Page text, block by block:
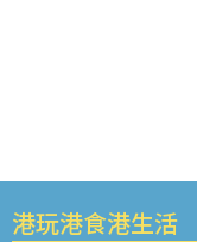
港玩港食港生活